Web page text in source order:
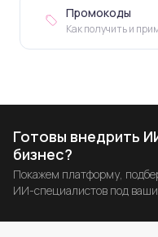
Промокоды
Как получить и
Готовы внедрить
бизнес?
Покажем платформу,
ИИ-специалистов под ваши